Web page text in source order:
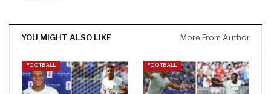
YOU MIGHT ALSO LIKE More From Author
FOOTBALL FOOTBALL